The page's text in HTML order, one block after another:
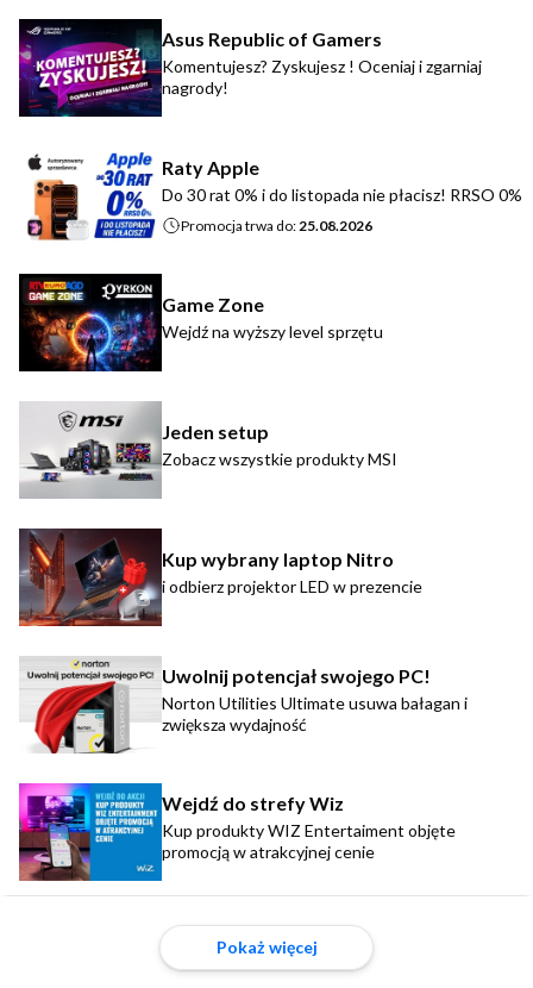
Asus Republic of Gamers
Komentujesz? Zyskujesz ! Oceniaj i zgarniaj
nagrody!
Raty Apple
Do 30 rat 0% i do listopada nie płacisz! RRSO 0%
Promocja trwa do: 25.08.2026
Game Zone
Wejdź na wyższy level sprzętu
Jeden setup
Zobacz wszystkie produkty MSI
Kup wybrany laptop Nitro
i odbierz projektor LED w prezencie
Uwolnij potencjał swojego PC!
Norton Utilities Ultimate usuwa bałagan i
zwiększa wydajność
Wejdź do strefy Wiz
Kup produkty WIZ Entertaiment objęte
promocją w atrakcyjnej cenie
Pokaż więcej